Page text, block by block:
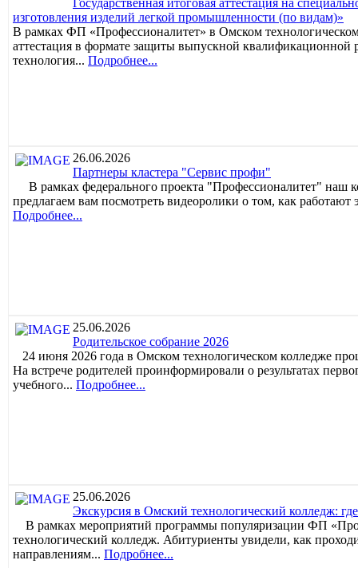
Государственная итоговая аттестация на
изготовления изделий легкой промышленности (по видам)»
В рамках ФП «Профессионалитет» в Омском
аттестация в формате защиты выпускной
технология... Подробнее...
26.06.2026
Партнеры кластера "Сервис профи"
В рамках федерального проекта "Профессионалитет" наш
предлагаем вам посмотреть видеоролики о том, как
Подробнее...
25.06.2026
Родительское собрание 2026
24 июня 2026 года в Омском технологическом колледже
На встрече родителей проинформировали о результатах
учебного... Подробнее...
25.06.2026
Экскурсия в Омский технологический колледж:
В рамках мероприятий программы популяризации ФП
технологический колледж. Абитуриенты увидели, как
направлениям... Подробнее...